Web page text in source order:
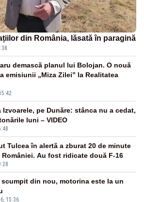
din România, lăsată în paragină
demască planul lui Bolojan. O nouă
emisiunii „Miza Zilei” la Realitatea
Izvoarele, pe Dunăre: stânca nu a cedat,
luni – VIDEO
Tulcea în alertă a zburat 20 de minute
Au fost ridicate două F-16
15:36
din nou, motorina este la un